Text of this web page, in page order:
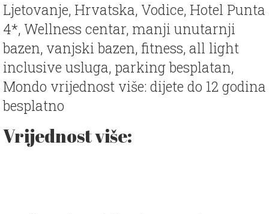
Ljetovanje, Hrvatska, Vodice, Hotel Punta
4*, Wellness centar, manji unutarnji
bazen, vanjski bazen, fitness, all light
inclusive usluga, parking besplatan,
Mondo vrijednost više: dijete do 12 godina
besplatno
Vrijednost više: